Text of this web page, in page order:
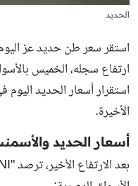
الحديد
استقرارأسعار الحديد اليوم
الأخيرة.
أسعار الحديد